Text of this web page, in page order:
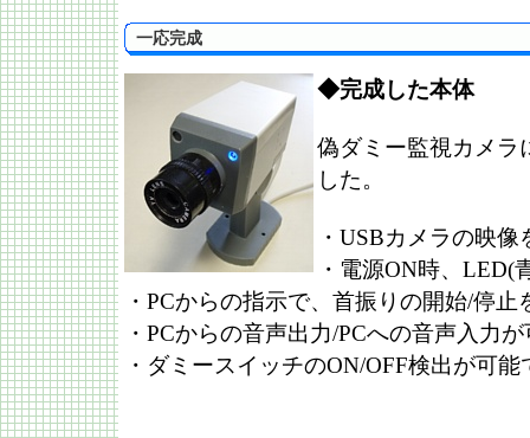
一応完成
◆完成した本体
偽ダミー監視カメラ
した。
・USBカメラの映
・電源ON時、LED(
・PCからの指示で、首振りの開始/停止
・PCからの音声出力/PCへの音声入力
・ダミースイッチのON/OFF検出が可能